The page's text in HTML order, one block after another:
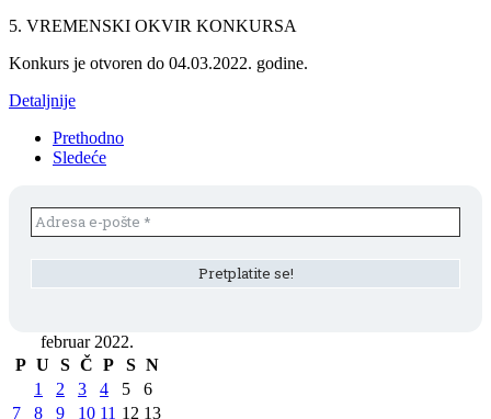
5. VREMENSKI OKVIR KONKURSA
Konkurs je otvoren do 04.03.2022. godine.
Detaljnije
Prethodno
Sledeće
februar 2022.
P U S Č P S N
1
2 3 4 5
6
7
8 9 10 11 12 13